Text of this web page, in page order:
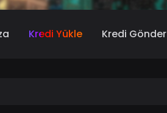
Kredi Yükle Kredi Gönder